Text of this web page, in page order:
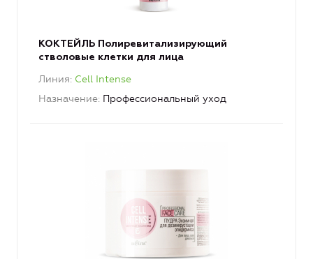
КОКТЕЙЛЬ Полиревитализирующий
стволовые клетки для лица
Линия Cell Intense
Назначение Профессиональный уход